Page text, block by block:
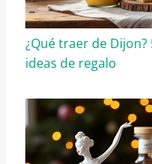
¿Qué traer de
ideas de regalo